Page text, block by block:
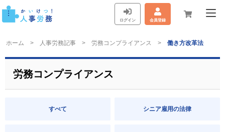
ログイン 会員登録
ホーム 人事労務記事 労務コンプライアンス 働き方改革法
労務コンプライアンス
すべて シニア雇用の法律